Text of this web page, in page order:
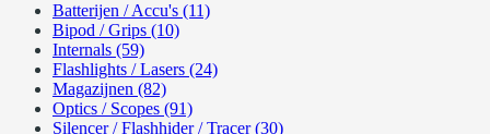
Batterijen / Accu's (11)
Bipod / Grips (10)
Internals (59)
Flashlights / Lasers (24)
Magazijnen (82)
Optics / Scopes (91)
Silencer / Flashhider / Tracer (30)